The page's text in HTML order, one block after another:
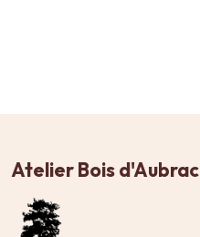
Atelier Bois d'Aubrac